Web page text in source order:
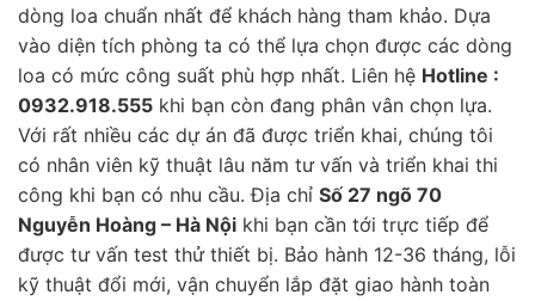
dòng loa chuẩn nhất để khách hàng tham khảo. Dựa
vào diện tích phòng ta có thể lựa chọn được các dòng
loa có mức công suất phù hợp nhất. Liên hệ Hotline :
0932.918.555 khi bạn còn đang phân vân chọn lựa.
Với rất nhiều các dự án đã được triển khai, chúng tôi
có nhân viên kỹ thuật lâu năm tư vấn và triển khai thi
công khi bạn có nhu cầu. Địa chỉ Số 27 ngõ 70
Nguyễn Hoàng – Hà Nội khi bạn cần tới trực tiếp để
được tư vấn test thử thiết bị. Bảo hành 12-36 tháng, lỗi
kỹ thuật đổi mới, vận chuyển lắp đặt giao hành toàn